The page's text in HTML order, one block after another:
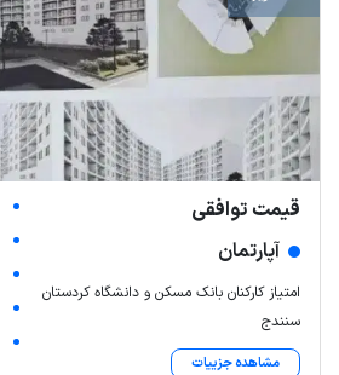
قیمت توافقی
آپارتمان
امتیاز کارکنان بانک مسکن و دانشگاه کردستان
سنندج
مشاهده جزییات